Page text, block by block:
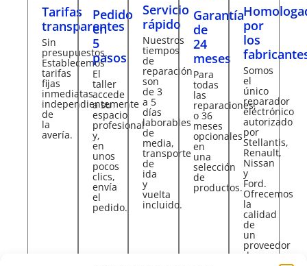
Tarifas
transparentes
Sin
presupuestos.
Establecemos
tarifas
fijas
inmediatas
independientemente
de
la
avería.
Pedido
en
5
pasos
El
taller
accede
a su
espacio
profesional
y,
en
unos
pocos
clics,
envía
el
pedido.
Servicio
rápido
Nuestros
tiempos
de
reparación
son
de 3
a 5
días
laborables
de
media,
transporte
de
ida
y
vuelta
incluido.
Garantía
de
24
meses
Para
todas
las
reparaciones,
o 36
meses
opcionales
en
una
selección
de
productos.
por
los
Somos
el
único
reparador
electrónico
autorizado
por
Stellantis,
Renault,
Nissan
y
Ford.
Ofrecemos
la
calidad
de
un
proveedor
de